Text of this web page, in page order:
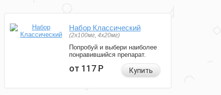
Набор Классический
(2x100мг, 4x20мг)
Попробуй и выбери наиболее
понравившийся препарат.
от 117Р Купить